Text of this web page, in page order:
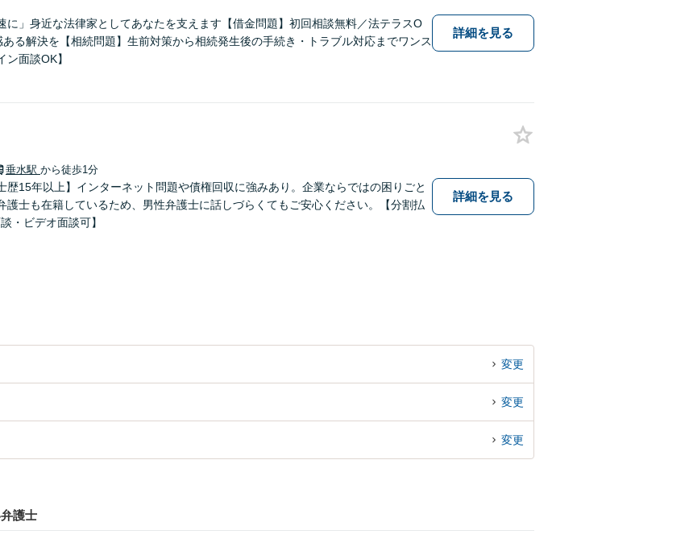
に」身近な法律家としてあなたを支えます【借金問題】初回相談無料／法テラスO
る解決を【相続問題】生前対策から相続発生後の手続き・トラブル対応までワンス
ン面談OK】
詳細を見る
垂水駅 から徒歩1分
歴15年以上】インターネット問題や債権回収に強みあり。企業ならではの困りごと
護士も在籍しているため、男性弁護士に話しづらくてもご安心ください。【分割払
・ビデオ面談可】
詳細を見る
変更
変更
変更
護士